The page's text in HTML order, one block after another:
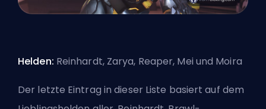
Helden: Reinhardt, Zarya, Reaper, Mei und Moira
Der letzte Eintrag in dieser Liste basiert auf dem